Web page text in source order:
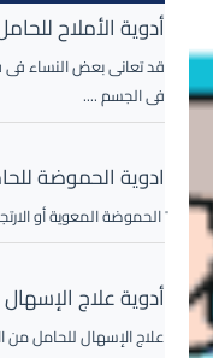
أدوية الأملاح
قد تعانى بعض النساء فى
فى الجسم ....
ادوية الحموضة
الحموضة المعوية أو
أدوية علاج
علاج الإسهال للحامل من